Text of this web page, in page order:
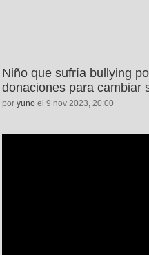
Niño que sufría bullying
donaciones para cambiar
por yuno el 9 nov 2023, 20:00